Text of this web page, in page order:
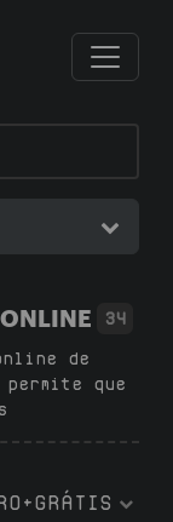
34
de
que
de design,
em
e cores, e